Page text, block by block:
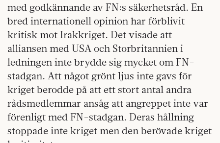
med godkännande av FN:s säkerhetsråd. En
bred internationell opinion har förblivit
kritisk mot Irakkriget. Det visade att
alliansen med USA och Storbritannien i
ledningen inte brydde sig mycket om FN-
stadgan. Att något grönt ljus inte gavs för
kriget berodde på att ett stort antal andra
rådsmedlemmar ansåg att angreppet inte var
förenligt med FN-stadgan. Deras hållning
stoppade inte kriget men den berövade kriget